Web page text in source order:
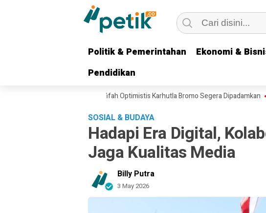
Politik & Pemerintahan Ekonomi &
Pendidikan
Politik & Pemerintahan Ekonomi &
Pendidikan
Dikerahkan, Gubernur Khofifah Optimistis Karhutla Bromo Segera Dipadamkan
SOSIAL & BUDAYA
Hadapi Era Digital,
Jaga Kualitas Media
Billy Putra
3 May 2026